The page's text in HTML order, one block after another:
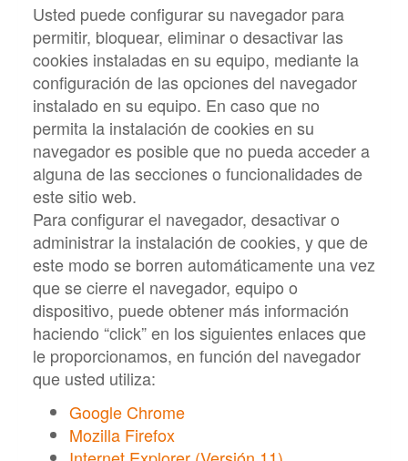
Usted puede configurar su navegador para
permitir, bloquear, eliminar o desactivar las
cookies instaladas en su equipo, mediante la
configuración de las opciones del navegador
instalado en su equipo. En caso que no
permita la instalación de cookies en su
navegador es posible que no pueda acceder a
alguna de las secciones o funcionalidades de
este sitio web.
Para configurar el navegador, desactivar o
administrar la instalación de cookies, y que de
este modo se borren automáticamente una vez
que se cierre el navegador, equipo o
dispositivo, puede obtener más información
haciendo “click” en los siguientes enlaces que
le proporcionamos, en función del navegador
que usted utiliza:
Google Chrome
Mozilla Firefox